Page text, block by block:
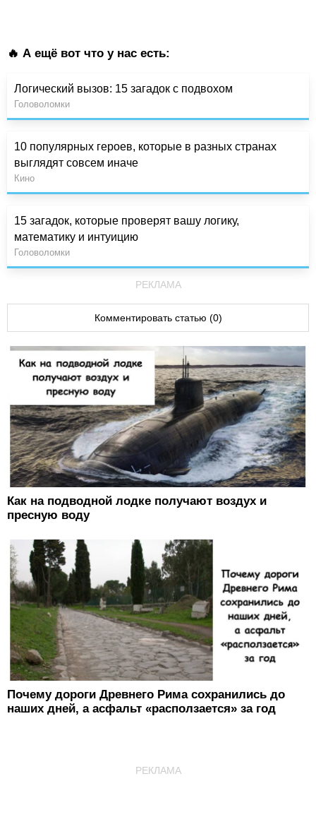
🔥 А ещё вот что у нас есть:
Логический вызов: 15 загадок с подвохом
Головоломки
10 популярных героев, которые в разных странах
выглядят совсем иначе
Кино
15 загадок, которые проверят вашу логику,
математику и интуицию
Головоломки
РЕКЛАМА
Комментировать статью (0)
Как на подводной лодке получают воздух и
пресную воду
Почему дороги Древнего Рима сохранились до
наших дней, а асфальт «расползается» за год
РЕКЛАМА